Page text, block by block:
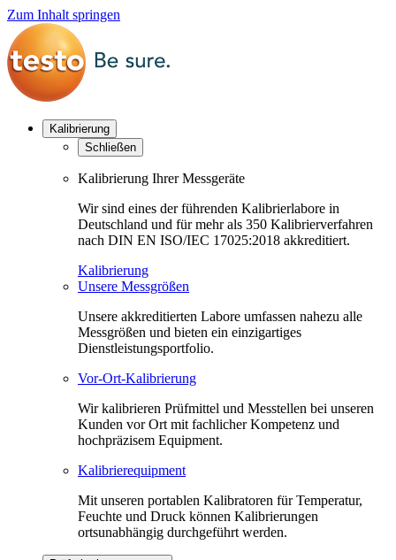
Zum Inhalt springen
Kalibrierung
Schließen
Kalibrierung Ihrer Messgeräte
Wir sind eines der führenden Kalibrierlabore in
Deutschland und für mehr als 350 Kalibrierverfahren
nach DIN EN ISO/IEC 17025:2018 akkreditiert.
Kalibrierung
Unsere Messgrößen
Unsere akkreditierten Labore umfassen nahezu alle
Messgrößen und bieten ein einzigartiges
Dienstleistungsportfolio.
Vor-Ort-Kalibrierung
Wir kalibrieren Prüfmittel und Messtellen bei unseren
Kunden vor Ort mit fachlicher Kompetenz und
hochpräzisem Equipment.
Kalibrierequipment
Mit unseren portablen Kalibratoren für Temperatur,
Feuchte und Druck können Kalibrierungen
ortsunabhängig durchgeführt werden.